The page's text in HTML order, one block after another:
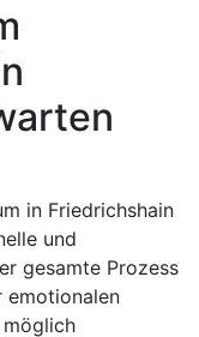
in Friedrichshain
und
gesamte Prozess
emotionalen